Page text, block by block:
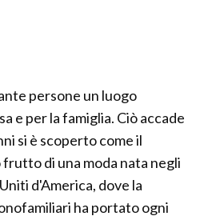
persone un luogo
e per la famiglia. Ciò accade
si è scoperto come il
di una moda nata negli
d'America, dove la
ha portato ogni